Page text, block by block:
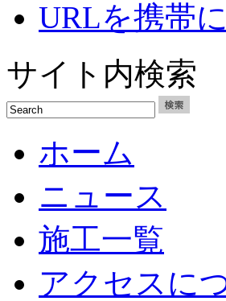
URLを携帯
サイト内検索
ホーム
ニュース
施工一覧
アクセスに